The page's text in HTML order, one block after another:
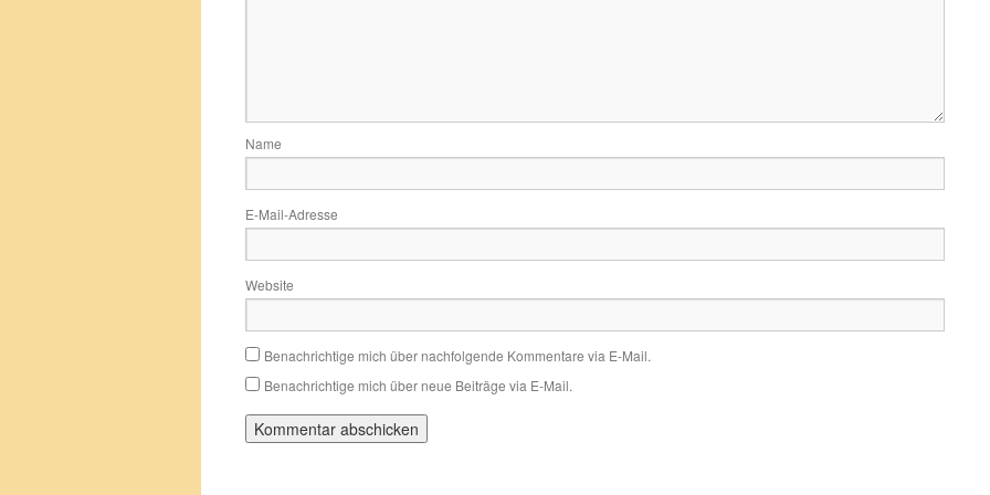
Name
E-Mail-Adresse
Website
Benachrichtige mich über nachfolgende Kommentare via E-Mail.
Benachrichtige mich über neue Beiträge via E-Mail.